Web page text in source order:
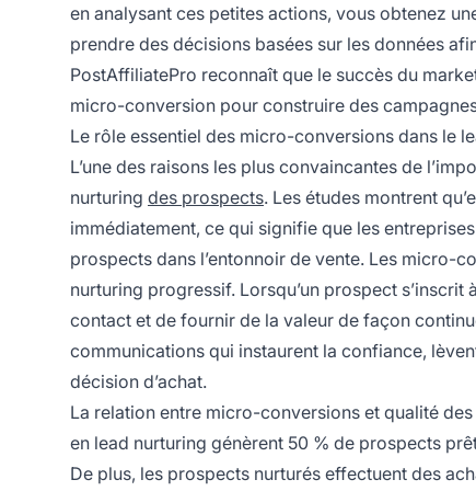
en analysant ces petites actions, vous obtenez
prendre des décisions basées sur les données
PostAffiliatePro reconnaît que le succès du
micro-conversion pour construire des
Le rôle essentiel des micro-conversions dans le
L’une des raisons les plus convaincantes de
nurturing des prospects. Les études montrent
immédiatement, ce qui signifie que les
prospects dans l’entonnoir de vente. Les micro-
nurturing progressif. Lorsqu’un prospect
contact et de fournir de la valeur de façon
communications qui instaurent la confiance,
décision d’achat.
La relation entre micro-conversions et qualité
en lead nurturing génèrent 50 % de prospects
De plus, les prospects nurturés effectuent des